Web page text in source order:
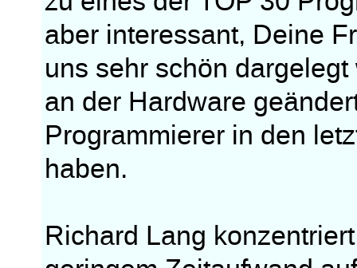
aber interessant, Deine
uns sehr schön
an der Hardware
Programmierer in den
haben.
Richard Lang